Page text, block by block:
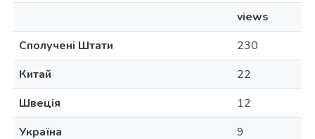
views
Сполучені Штати
230
Китай
22
Швеція
12
Україна
9